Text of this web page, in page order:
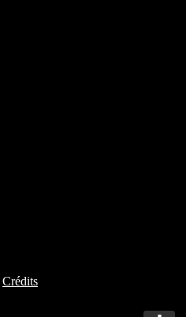
Crédits